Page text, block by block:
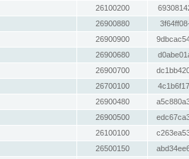
26100200
26900880
26900900
26900680
26900700
26700100
26900480
26900500
26100100
26500150